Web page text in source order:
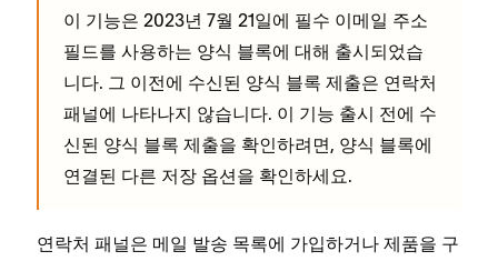
이 기능은 2023년 7월 21일에 필수 이메일 주소
필드를 사용하는 양식 블록에 대해 출시되었습
니다. 그 이전에 수신된 양식 블록 제출은 연락처
패널에 나타나지 않습니다. 이 기능 출시 전에 수
신된 양식 블록 제출을 확인하려면, 양식 블록에
연결된 다른 저장 옵션을 확인하세요.
연락처 패널은 메일 발송 목록에 가입하거나 제품을 구